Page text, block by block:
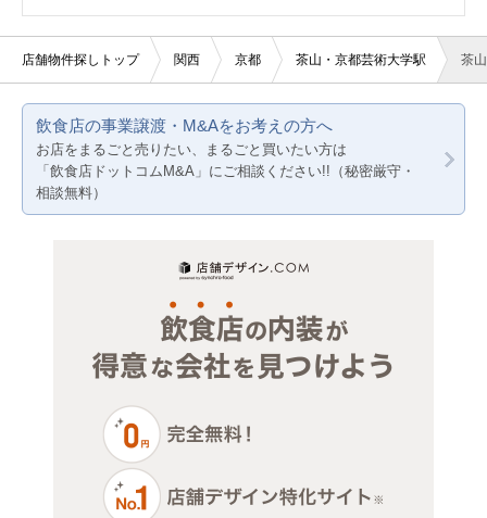
京都
大阪
兵庫
店舗物件探しトップ 関西 京都 茶山・京都芸術大学駅 茶
飲食店の事業譲渡・M&Aをお考えの方へ
お店をまるごと売りたい、まるごと買いたい方は
「飲食店ドットコムM&A」にご相談ください!!（秘密厳守・
相談無料）